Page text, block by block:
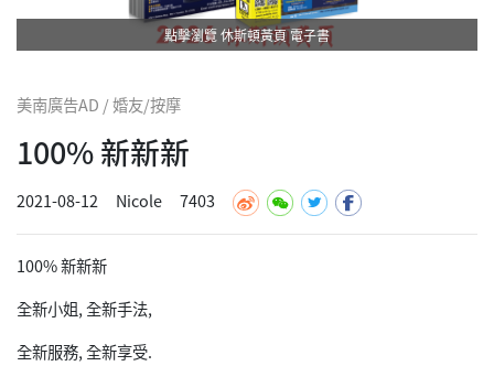
點擊瀏覽 休斯頓黃頁 電子書
美南廣告AD / 婚友/按摩
100% 新新新
2021-08-12 Nicole 7403
100% 新新新
全新小姐, 全新手法,
全新服務, 全新享受.